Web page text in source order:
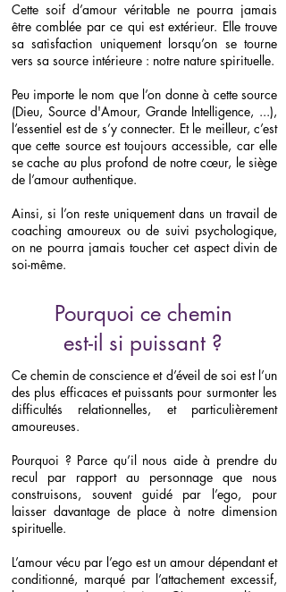
Cette soif d’amour véritable ne pourra jamais
être comblée par ce qui est extérieur. Elle trouve
sa satisfaction uniquement lorsqu’on se tourne
vers sa source intérieure : notre nature spirituelle.
Peu importe le nom que l’on donne à cette source
(Dieu, Source d'Amour, Grande Intelligence, ...),
l’essentiel est de s’y connecter. Et le meilleur, c’est
que cette source est toujours accessible, car elle
se cache au plus profond de notre cœur, le siège
de l’amour authentique.
Ainsi, si l’on reste uniquement dans un travail de
coaching amoureux ou de suivi psychologique,
on ne pourra jamais toucher cet aspect divin de
soi-même.
Pourquoi ce chemin
est-il si puissant ?
Ce chemin de conscience et d’éveil de soi est l’un
des plus efficaces et puissants pour surmonter les
difficultés relationnelles, et particulièrement
amoureuses.
Pourquoi ? Parce qu’il nous aide à prendre du
recul par rapport au personnage que nous
construisons, souvent guidé par l’ego, pour
laisser davantage de place à notre dimension
spirituelle.
L’amour vécu par l’ego est un amour dépendant et
conditionné, marqué par l’attachement excessif,